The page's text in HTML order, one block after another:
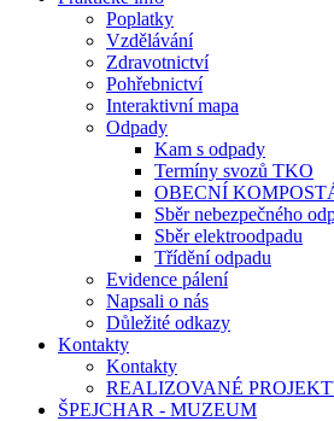
Poplatky
Vzdělávání
Zdravotnictví
Pohřebnictví
Interaktivní mapa
Odpady
Kam s odpady
Termíny svozů TKO
OBECNÍ
Sběr nebezpečného
Sběr elektroodpadu
Třídění odpadu
Evidence pálení
Napsali o nás
Důležité odkazy
Kontakty
Kontakty
REALIZOVANÉ
ŠPEJCHAR - MUZEUM